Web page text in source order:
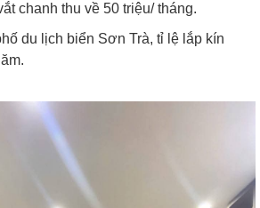
chanh thu về 50 triệu/ tháng.
du lịch biển Sơn Trà, tỉ lệ lắp kín